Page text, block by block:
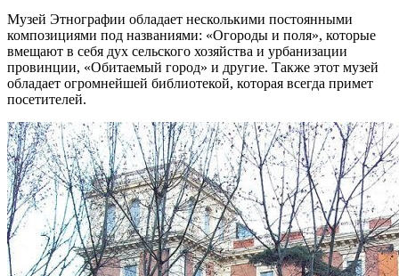
Музей Этнографии обладает несколькими постоянными
композициями под названиями: «Огороды и поля», которые
вмещают в себя дух сельского хозяйства и урбанизации
провинции, «Обитаемый город» и другие. Также этот музей
обладает огромнейшей библиотекой, которая всегда примет
посетителей.